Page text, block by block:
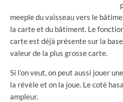
meeple du vaisseau vers le
la carte et du bâtiment. Le
carte est déjà présente sur la
valeur de la plus grosse carte.
Si l’on veut, on peut aussi jouer
la révèle et on la joue. Le coté
ampleur.